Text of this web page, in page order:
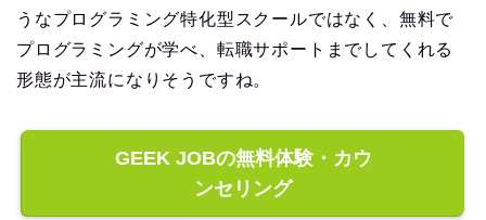
うなプログラミング特化型スクールではなく、無料で
プログラミングが学べ、転職サポートまでしてくれる
形態が主流になりそうですね。
GEEK JOBの無料体験・カウ
ンセリング